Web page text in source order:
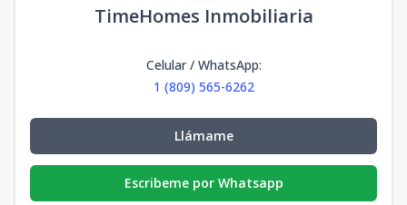
TimeHomes Inmobiliaria
Celular / WhatsApp:
1 (809) 565-6262
Llámame
Escribeme por Whatsapp